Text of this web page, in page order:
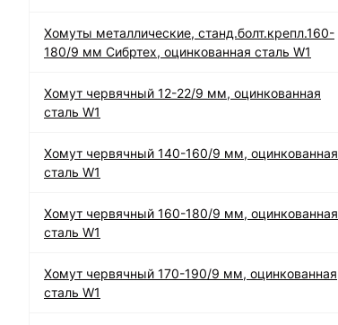
Хомуты металлические, станд.болт.крепл.160-
180/9 мм Сибртех, оцинкованная сталь W1
Хомут червячный 12-22/9 мм, оцинкованная
сталь W1
Хомут червячный 140-160/9 мм, оцинкованная
сталь W1
Хомут червячный 160-180/9 мм, оцинкованная
сталь W1
Хомут червячный 170-190/9 мм, оцинкованная
сталь W1